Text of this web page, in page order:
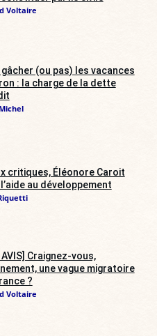
Voltaire
gâcher (ou pas) les vacances
: la charge de la dette
critiques, Éléonore Caroit
au développement
AVIS] Craignez-vous,
une vague migratoire
?
Voltaire